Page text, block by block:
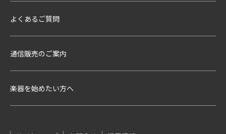
よくあるご質問
通信販売のご案内
楽器を始めたい方へ